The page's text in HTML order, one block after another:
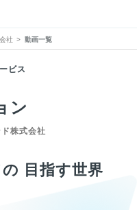
社 動画一覧
ビス
ン
株式会社
目指す世界